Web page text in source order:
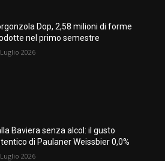
Dop, 2,58 milioni di forme
nel primo semestre
2026
Baviera senza alcol: il gusto
di Paulaner Weissbier 0,0%
2026